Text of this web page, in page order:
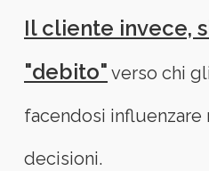
Il cliente invece,
"debito" verso chi
facendosi
decisioni.